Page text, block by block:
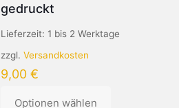
gedruckt
Lieferzeit: 1 bis 2 Werktage
zzgl. Versandkosten
9,00 €
Optionen wählen